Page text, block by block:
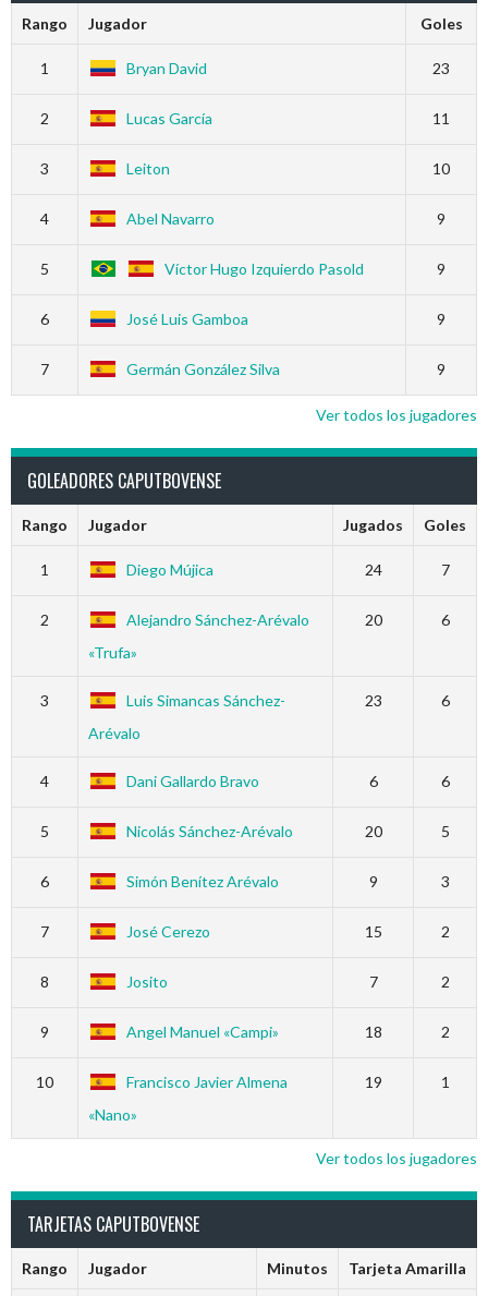
Rango Jugador Goles
1 Bryan David 23
2 Lucas García 11
3 Leiton 10
4 Abel Navarro 9
5 Víctor Hugo Izquierdo Pasold 9
6 José Luis Gamboa 9
7 Germán González Silva 9
Ver todos los jugadores
GOLEADORES CAPUTBOVENSE
Rango Jugador Jugados Goles
1 Diego Mújica 24 7
2
Alejandro Sánchez-Arévalo
«Trufa»
20 6
3
Luis Simancas Sánchez-
Arévalo
23 6
4 Dani Gallardo Bravo 6 6
5 Nicolás Sánchez-Arévalo 20 5
6 Simón Benítez Arévalo 9 3
7 José Cerezo 15 2
8 Josito 7 2
9 Angel Manuel «Campi» 18 2
10
Francisco Javier Almena
«Nano»
19 1
Ver todos los jugadores
TARJETAS CAPUTBOVENSE
Rango Jugador Minutos Tarjeta Amarilla